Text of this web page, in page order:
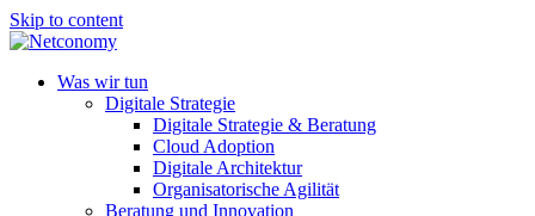
Skip to content
Was wir tun
Digitale Strategie
Digitale Strategie & Beratung
Cloud Adoption
Digitale Architektur
Organisatorische Agilität
Beratung und Innovation